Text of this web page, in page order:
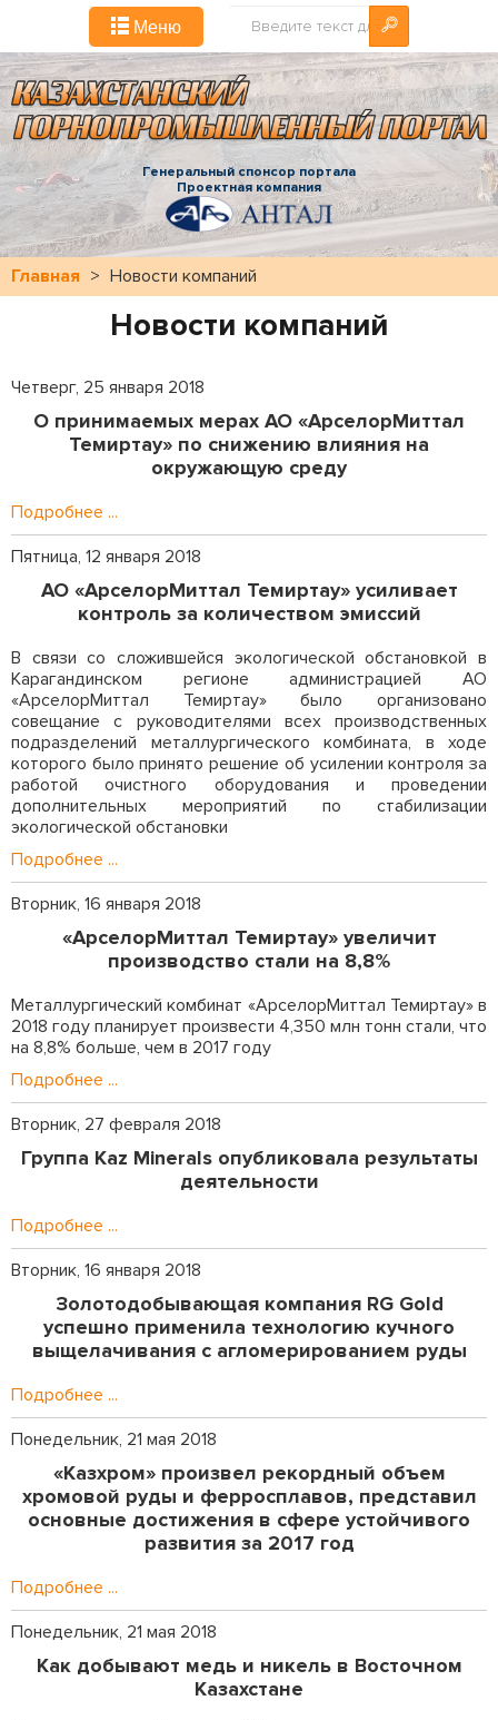
Меню
Генеральный спонсор портала
Проектная компания
Главная > Новости компаний
Новости компаний
Четверг, 25 января 2018
О принимаемых мерах АО «АрселорМиттал
Темиртау» по снижению влияния на
окружающую среду
Подробнее ...
Пятница, 12 января 2018
АО «АрселорМиттал Темиртау» усиливает
контроль за количеством эмиссий
В связи со сложившейся экологической обстановкой в
Карагандинском регионе администрацией АО
«АрселорМиттал Темиртау» было организовано
совещание с руководителями всех производственных
подразделений металлургического комбината, в ходе
которого было принято решение об усилении контроля за
работой очистного оборудования и проведении
дополнительных мероприятий по стабилизации
экологической обстановки
Подробнее ...
Вторник, 16 января 2018
«АрселорМиттал Темиртау» увеличит
производство стали на 8,8%
Металлургический комбинат «АрселорМиттал Темиртау» в
2018 году планирует произвести 4,350 млн тонн стали, что
на 8,8% больше, чем в 2017 году
Подробнее ...
Вторник, 27 февраля 2018
Группа Kaz Minerals опубликовала результаты
деятельности
Подробнее ...
Вторник, 16 января 2018
Золотодобывающая компания RG Gold
успешно применила технологию кучного
выщелачивания с агломерированием руды
Подробнее ...
Понедельник, 21 мая 2018
«Казхром» произвел рекордный объем
хромовой руды и ферросплавов, представил
основные достижения в сфере устойчивого
развития за 2017 год
Подробнее ...
Понедельник, 21 мая 2018
Как добывают медь и никель в Восточном
Казахстане